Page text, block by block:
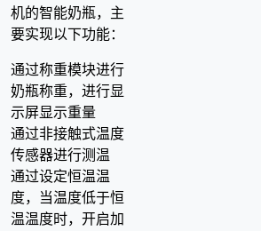
机的智能奶瓶，主
要实现以下功能：
通过称重模块进行
奶瓶称重，进行显
示屏显示重量
通过非接触式温度
传感器进行测温
通过设定恒温温
度，当温度低于恒
温温度时，开启加